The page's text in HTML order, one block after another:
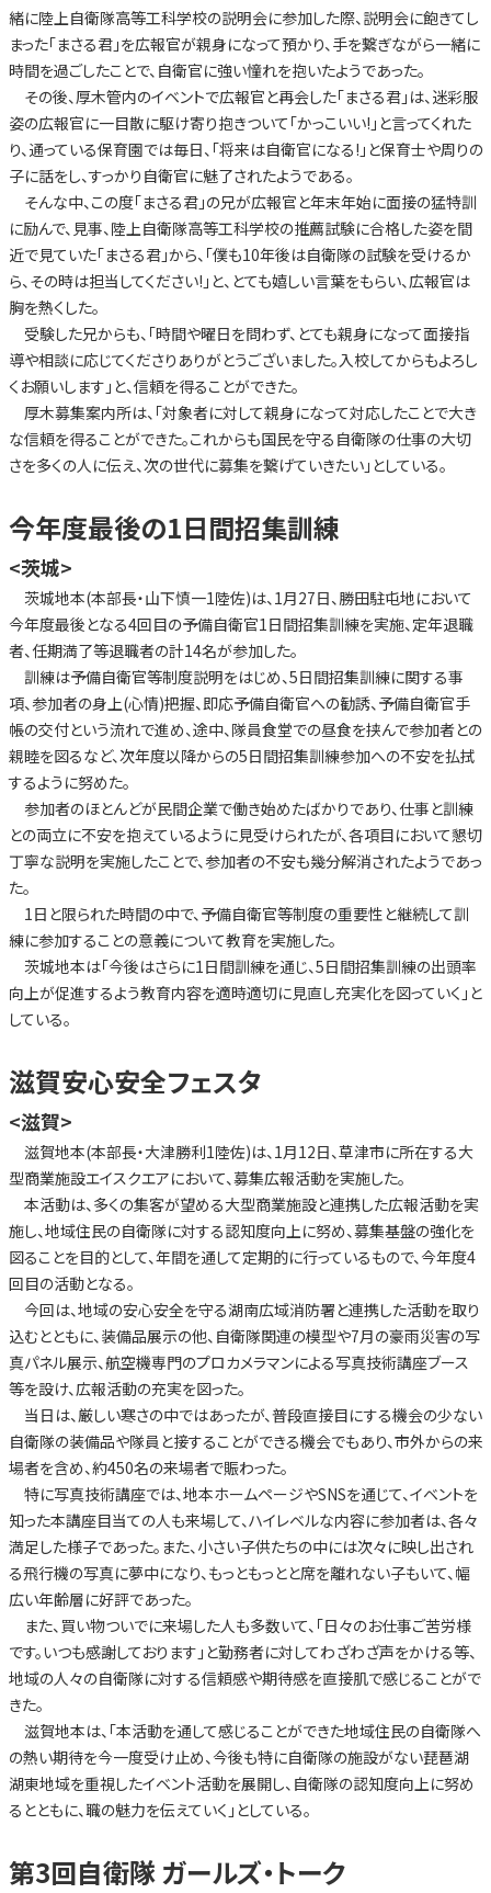
緒に陸上自衛隊高等工科学校の説明会に参加した際、説明会に飽きてし
まった「まさる君」を広報官が親身になって預かり、手を繋ぎながら一緒に
時間を過ごしたことで、自衛官に強い憧れを抱いたようであった。
その後、厚木管内のイベントで広報官と再会した「まさる君」は、迷彩服
姿の広報官に一目散に駆け寄り抱きついて「かっこいい!」と言ってくれた
り、通っている保育園では毎日、「将来は自衛官になる!」と保育士や周りの
子に話をし、すっかり自衛官に魅了されたようである。
そんな中、この度「まさる君」の兄が広報官と年末年始に面接の猛特訓
に励んで、見事、陸上自衛隊高等工科学校の推薦試験に合格した姿を間
近で見ていた「まさる君」から、「僕も10年後は自衛隊の試験を受けるか
ら、その時は担当してください!」と、とても嬉しい言葉をもらい、広報官は
胸を熱くした。
受験した兄からも、「時間や曜日を問わず、とても親身になって面接指
導や相談に応じてくださりありがとうございました。入校してからもよろし
くお願いします」と、信頼を得ることができた。
厚木募集案内所は、「対象者に対して親身になって対応したことで大き
な信頼を得ることができた。これからも国民を守る自衛隊の仕事の大切
さを多くの人に伝え、次の世代に募集を繋げていきたい」としている。
今年度最後の1日間招集訓練
<茨城>
茨城地本(本部長・山下慎一1陸佐)は、1月27日、勝田駐屯地において
今年度最後となる4回目の予備自衛官1日間招集訓練を実施、定年退職
者、任期満了等退職者の計14名が参加した。
訓練は予備自衛官等制度説明をはじめ、5日間招集訓練に関する事
項、参加者の身上(心情)把握、即応予備自衛官への勧誘、予備自衛官手
帳の交付という流れで進め、途中、隊員食堂での昼食を挟んで参加者との
親睦を図るなど、次年度以降からの5日間招集訓練参加への不安を払拭
するように努めた。
参加者のほとんどが民間企業で働き始めたばかりであり、仕事と訓練
との両立に不安を抱えているように見受けられたが、各項目において懇切
丁寧な説明を実施したことで、参加者の不安も幾分解消されたようであっ
た。
1日と限られた時間の中で、予備自衛官等制度の重要性と継続して訓
練に参加することの意義について教育を実施した。
茨城地本は「今後はさらに1日間訓練を通じ、5日間招集訓練の出頭率
向上が促進するよう教育内容を適時適切に見直し充実化を図っていく」と
している。
滋賀安心安全フェスタ
<滋賀>
滋賀地本(本部長・大津勝利1陸佐)は、1月12日、草津市に所在する大
型商業施設エイスクエアにおいて、募集広報活動を実施した。
本活動は、多くの集客が望める大型商業施設と連携した広報活動を実
施し、地域住民の自衛隊に対する認知度向上に努め、募集基盤の強化を
図ることを目的として、年間を通して定期的に行っているもので、今年度4
回目の活動となる。
今回は、地域の安心安全を守る湖南広域消防署と連携した活動を取り
込むとともに、装備品展示の他、自衛隊関連の模型や7月の豪雨災害の写
真パネル展示、航空機専門のプロカメラマンによる写真技術講座ブース
等を設け、広報活動の充実を図った。
当日は、厳しい寒さの中ではあったが、普段直接目にする機会の少ない
自衛隊の装備品や隊員と接することができる機会でもあり、市外からの来
場者を含め、約450名の来場者で賑わった。
特に写真技術講座では、地本ホームページやSNSを通じて、イベントを
知った本講座目当ての人も来場して、ハイレベルな内容に参加者は、各々
満足した様子であった。また、小さい子供たちの中には次々に映し出され
る飛行機の写真に夢中になり、もっともっとと席を離れない子もいて、幅
広い年齢層に好評であった。
また、買い物ついでに来場した人も多数いて、「日々のお仕事ご苦労様
です。いつも感謝しております」と勤務者に対してわざわざ声をかける等、
地域の人々の自衛隊に対する信頼感や期待感を直接肌で感じることがで
きた。
滋賀地本は、「本活動を通して感じることができた地域住民の自衛隊へ
の熱い期待を今一度受け止め、今後も特に自衛隊の施設がない琵琶湖
湖東地域を重視したイベント活動を展開し、自衛隊の認知度向上に努め
るとともに、職の魅力を伝えていく」としている。
第3回自衛隊 ガールズ・トーク